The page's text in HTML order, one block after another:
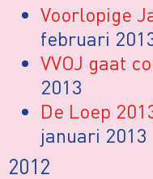
Voorlopige
februari
VVOJ gaat
2013
De Loep
januari 2013
2012